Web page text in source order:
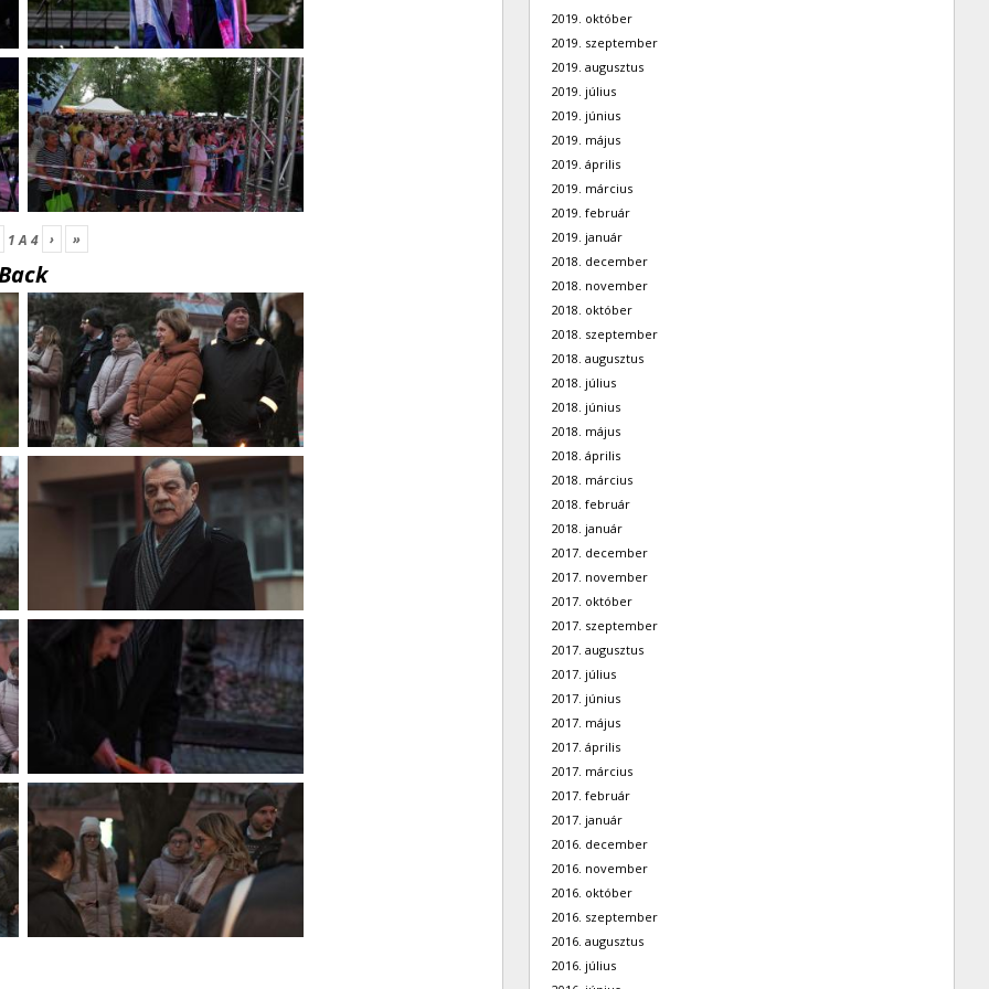
1A 4 › »
2019. október
2019. szeptember
2019. augusztus
2019. július
2019. június
2019. május
2019. április
2019. március
2019. február
2019. január
2018. december
2018. november
2018. október
2018. szeptember
2018. augusztus
2018. július
2018. június
2018. május
2018. április
2018. március
2018. február
2018. január
2017. december
2017. november
2017. október
2017. szeptember
2017. augusztus
2017. július
2017. június
2017. május
2017. április
2017. március
2017. február
2017. január
2016. december
2016. november
2016. október
2016. szeptember
2016. augusztus
2016. július